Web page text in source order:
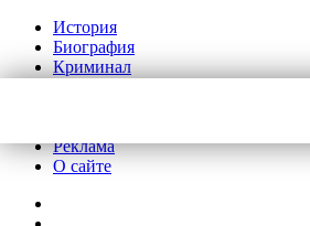
История
Биография
Криминал
Реклама
О сайте